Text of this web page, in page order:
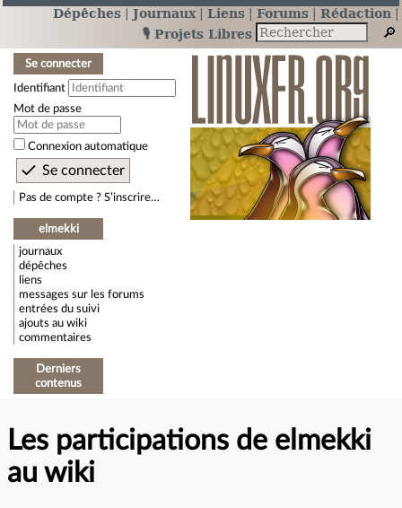
Dépêches Journaux Liens Forums
Rédaction
🎙️ Projets Libres
Se connecter
Identifiant
Mot de passe
Connexion automatique
Pas de compte ? S’inscrire…
elmekki
journaux
dépêches
liens
messages sur les forums
entrées du suivi
ajouts au wiki
commentaires
Derniers
contenus
Les participations de elmekki
au wiki